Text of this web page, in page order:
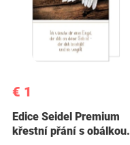
€ 1
Edice Seidel Premium
křestní přání s obálkou.